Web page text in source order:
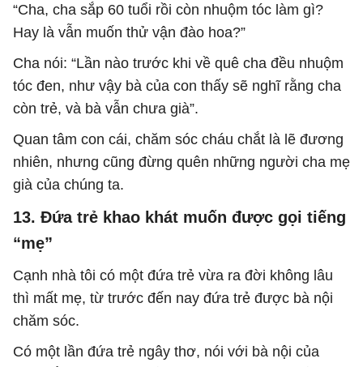
“Cha, cha sắp 60 tuổi rồi còn nhuộm tóc làm gì?
Hay là vẫn muốn thử vận đào hoa?”
Cha nói: “Lần nào trước khi về quê cha đều nhuộm
tóc đen, như vậy bà của con thấy sẽ nghĩ rằng cha
còn trẻ, và bà vẫn chưa già”.
Quan tâm con cái, chăm sóc cháu chắt là lẽ đương
nhiên, nhưng cũng đừng quên những người cha mẹ
già của chúng ta.
13. Đứa trẻ khao khát muốn được gọi tiếng
“mẹ”
Cạnh nhà tôi có một đứa trẻ vừa ra đời không lâu
thì mất mẹ, từ trước đến nay đứa trẻ được bà nội
chăm sóc.
Có một lần đứa trẻ ngây thơ, nói với bà nội của